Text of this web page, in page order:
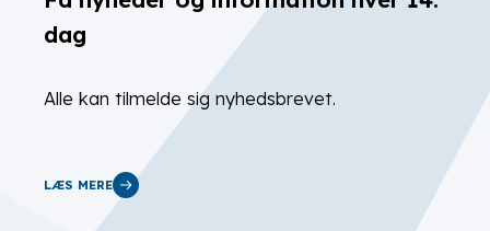
dag
Alle kan tilmelde sig nyhedsbrevet.
LÆS MERE